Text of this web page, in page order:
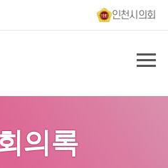
인천시의회
의록